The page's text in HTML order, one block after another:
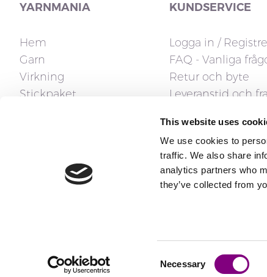
This website uses
We use cookies to
traffic. We also share
analytics partners who
they’ve collected from
Necessary
YARNMANIA
Hem
Garn
Virkning
Stickpaket
Presentkort
KUNDSERVICE
Logga in /
FAQ - Vanliga
Retur och byte
Leveranstid och
Reklamation och
Kontakta oss
Copyright ® 2026 All rights reserved